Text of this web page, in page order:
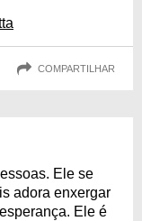
COMPARTILHAR
Ele se
adora enxergar
Ele é